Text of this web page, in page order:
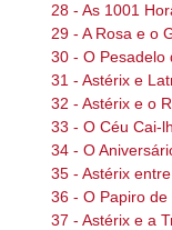
28 - As 1001
29 - A Rosa e o
30 - O Pesadelo
31 - Astérix e
32 - Astérix e o
33 - O Céu Cai-
34 - O
35 - Astérix
36 - O Papiro de
37 - Astérix e a